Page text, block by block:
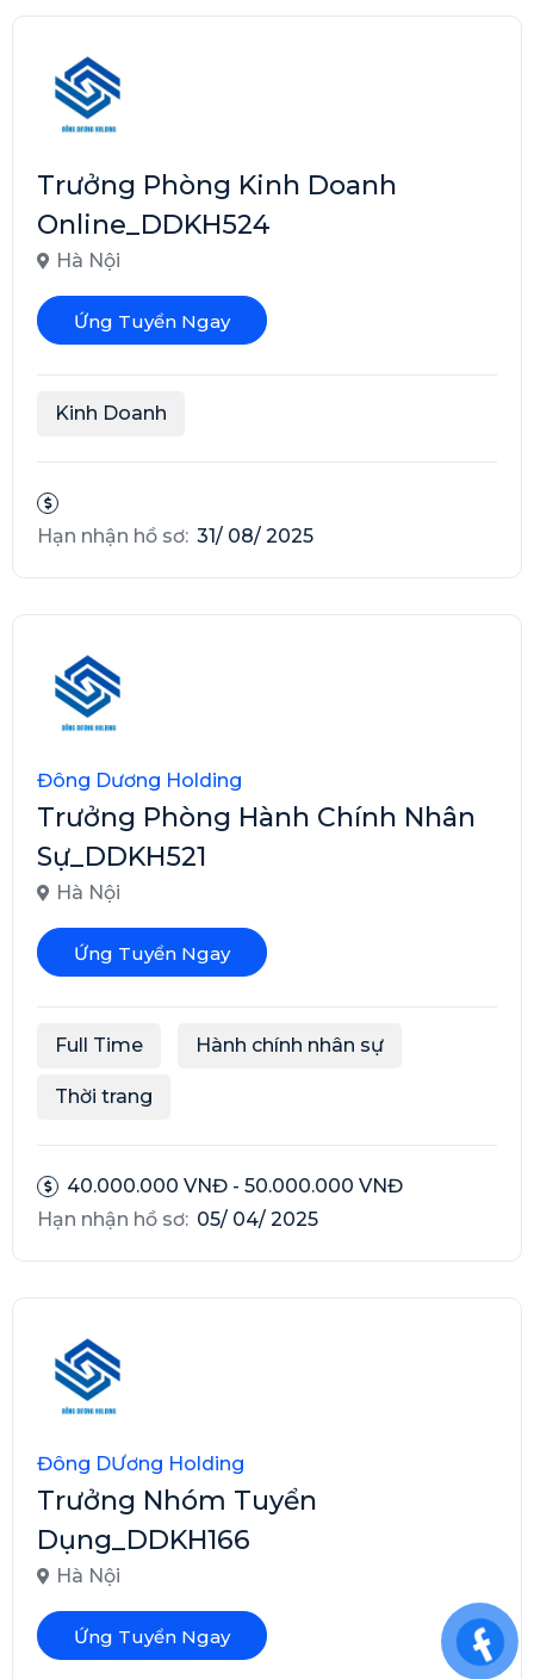
Trưởng Phòng Kinh Doanh
Online_DDKH524
Hà Nội
Ứng Tuyển Ngay
Kinh Doanh
Hạn nhận hồ sơ: 31/ 08/ 2025
Đông Dương Holding
Trưởng Phòng Hành Chính Nhân
Sự_DDKH521
Hà Nội
Ứng Tuyển Ngay
Full Time Hành chính nhân sự
Thời trang
40.000.000 VNĐ - 50.000.000 VNĐ
Hạn nhận hồ sơ: 05/ 04/ 2025
Đông DƯơng Holding
Trưởng Nhóm Tuyển
Dụng_DDKH166
Hà Nội
Ứng Tuyển Ngay